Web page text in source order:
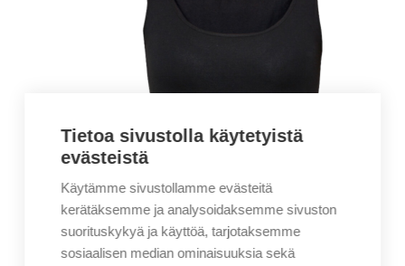
Tietoa sivustolla käytetyistä
evästeistä
Käytämme sivustollamme evästeitä
kerätäksemme ja analysoidaksemme sivuston
suorituskykyä ja käyttöä, tarjotaksemme
sosiaalisen median ominaisuuksia sekä